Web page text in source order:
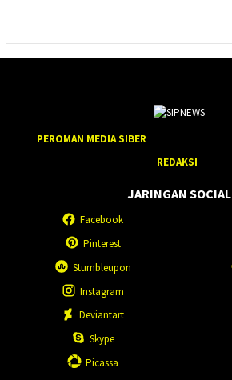
PEROMAN MEDIA SIBER
REDAKSI
JARINGAN SOCIAL
Facebook
Pinterest
Stumbleupon
Instagram
Deviantart
Skype
Picassa